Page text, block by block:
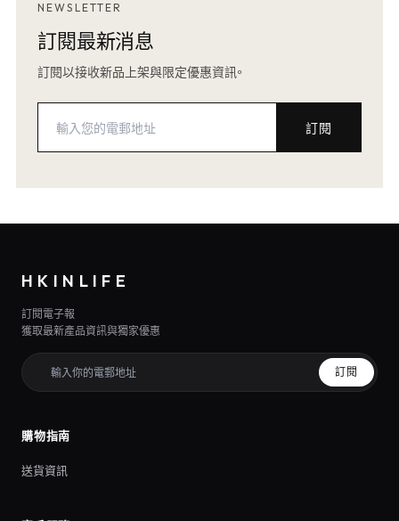
NEWSLETTER
訂閱最新消息
訂閱以接收新品上架與限定優惠資訊。
訂閱
HKINLIFE
訂閱電子報
獲取最新產品資訊與獨家優惠
訂閱
購物指南
送貨資訊